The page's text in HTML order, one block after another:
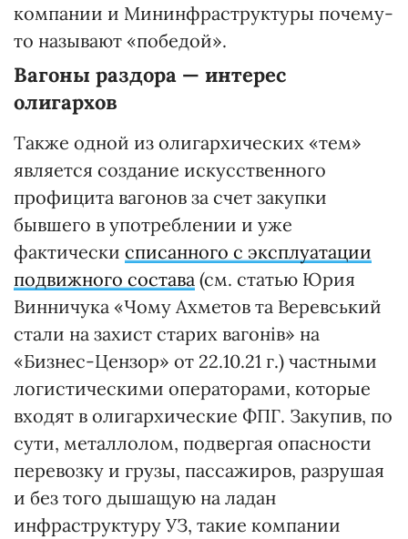
компании и Мининфраструктуры почему-
то называют «победой».
Вагоны раздора — интерес
олигархов
Также одной из олигархических «тем»
является создание искусственного
профицита вагонов за счет закупки
бывшего в употреблении и уже
фактически списанного с эксплуатации
подвижного состава (см. статью Юрия
Винничука «Чому Ахметов та Веревський
стали на захист старих вагонів» на
«Бизнес-Цензор» от 22.10.21 г.) частными
логистическими операторами, которые
входят в олигархические ФПГ. Закупив, по
сути, металлолом, подвергая опасности
перевозку и грузы, пассажиров, разрушая
и без того дышащую на ладан
инфраструктуру УЗ, такие компании